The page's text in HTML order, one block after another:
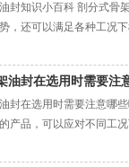
封知识小百科 剖分式骨
，还可以满足各种工况
油封在选用时需要注
封在选用时需要注意哪
产品，可以应对不同工